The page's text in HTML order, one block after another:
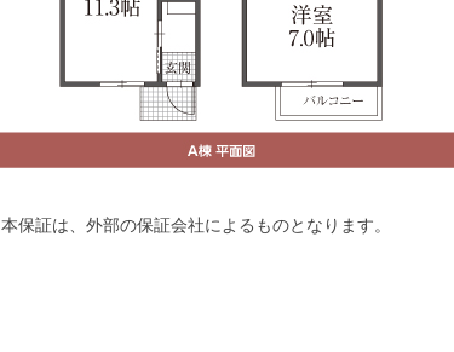
本保証は、外部の保証会社によるものとなります。